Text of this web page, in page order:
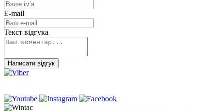
E-mail
Текст відгука
Написати відгук